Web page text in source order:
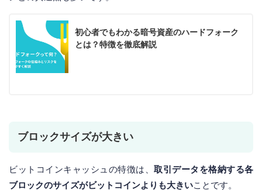
初心者でもわかる暗号資産のハードフォーク
とは？特徴を徹底解説
ブロックサイズが大きい
ビットコインキャッシュの特徴は、 取引データを格納する各
ブロックのサイズがビットコインよりも大きいことです。